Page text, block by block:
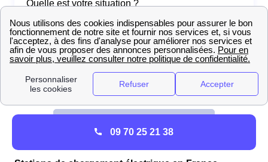
09 70 25 21 38